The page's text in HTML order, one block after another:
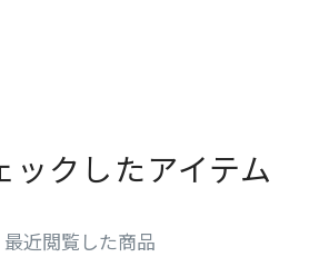
ックしたアイテム
最近閲覧した商品